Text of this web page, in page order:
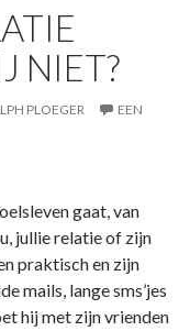
NIET?
PLOEGER
EEN
gaat, van
jullie relatie of zijn
praktisch en zijn
mails, lange sms’jes
hij met zijn vrienden